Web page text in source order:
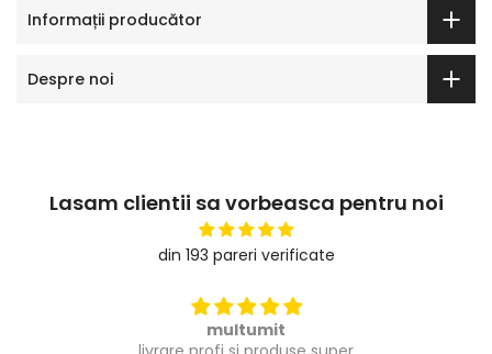
Informații producător
Despre noi
Lasam clientii sa vorbeasca pentru noi
din 193 pareri verificate
multumit